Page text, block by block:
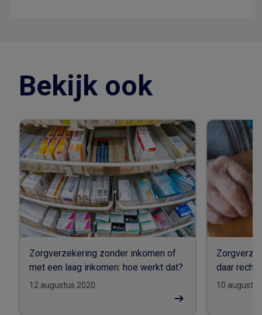
Bekijk ook
Zorgverzekering zonder inkomen of
met een laag inkomen: hoe werkt dat?
12 augustus 2020
daar recht
10